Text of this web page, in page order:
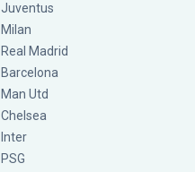
Juventus
Milan
Real Madrid
Barcelona
Man Utd
Chelsea
Inter
PSG